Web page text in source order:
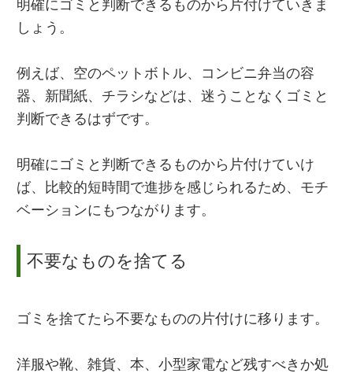
明確にゴミと判断できるものから片付けていきま
しょう。
例えば、空のペットボトル、コンビニ弁当の容
器、新聞紙、チラシなどは、迷うことなくゴミと
判断できるはずです。
明確にゴミと判断できるものから片付けていけ
ば、比較的短時間で進捗を感じられるため、モチ
ベーションにもつながります。
不要なものを捨てる
ゴミを捨てたら不要なものの片付けに移ります。
洋服や靴、雑貨、本、小型家電など残すべきか処